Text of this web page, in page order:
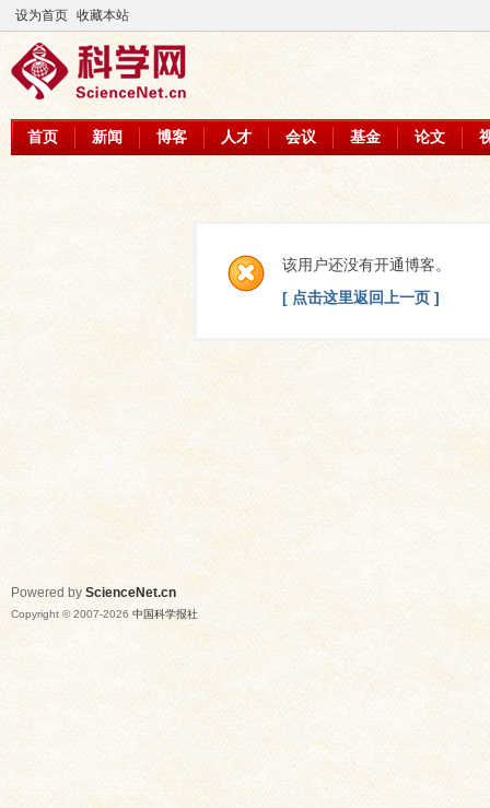
设为首页 收藏本站
首页 新闻 博客 人才 会议 基金 论文
该用户还没有开通博客。
[ 点击这里返回上一页 ]
Powered by ScienceNet.cn
Copyright © 2007-2026 中国科学报社